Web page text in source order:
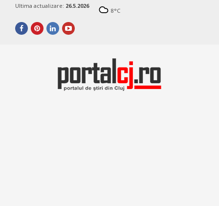
Ultima actualizare: 26.5.2026
8°C